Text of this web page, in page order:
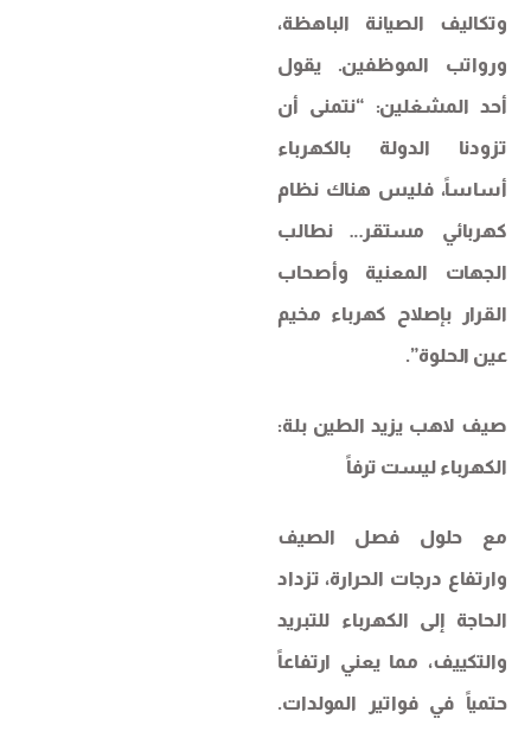
وتكاليف الصيانة الباهظة،
ورواتب الموظفين. يقول
أحد المشغلين: “نتمنى أن
تزودنا الدولة بالكهرباء
أساساً، فليس هناك نظام
كهربائي مستقر… نطالب
الجهات المعنية وأصحاب
القرار بإصلاح كهرباء مخيم
عين الحلوة”.
صيف لاهب يزيد الطين بلة:
الكهرباء ليست ترفاً
مع حلول فصل الصيف
وارتفاع درجات الحرارة، تزداد
الحاجة إلى الكهرباء للتبريد
والتكييف، مما يعني ارتفاعاً
حتمياً في فواتير المولدات.